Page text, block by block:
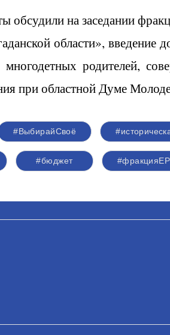
на заседании
области», введение
родителей,
при областной Думе
#ВыбирайСвоё
#бюджет #фракцияЕР